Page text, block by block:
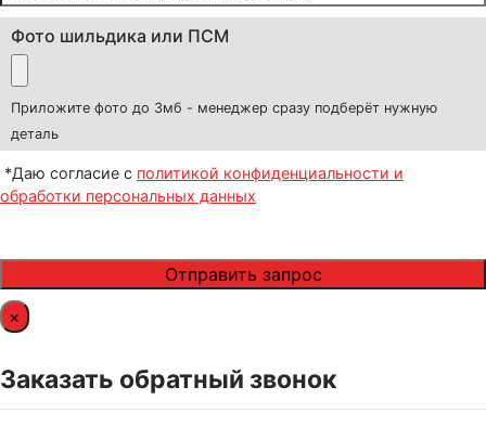
Фото шильдика или ПСМ
Приложите фото до 3мб - менеджер сразу подберёт нужную
деталь
*Даю согласие с политикой конфиденциальности и
обработки персональных данных
×
Заказать обратный звонок